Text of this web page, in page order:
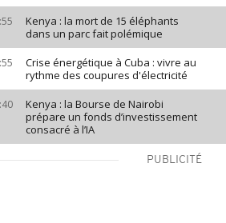
Kenya : la mort de 15 éléphants
dans un parc fait polémique
Crise énergétique à Cuba : vivre au
rythme des coupures d'électricité
Kenya : la Bourse de Nairobi
prépare un fonds d’investissement
consacré à l’IA
PUBLICITÉ